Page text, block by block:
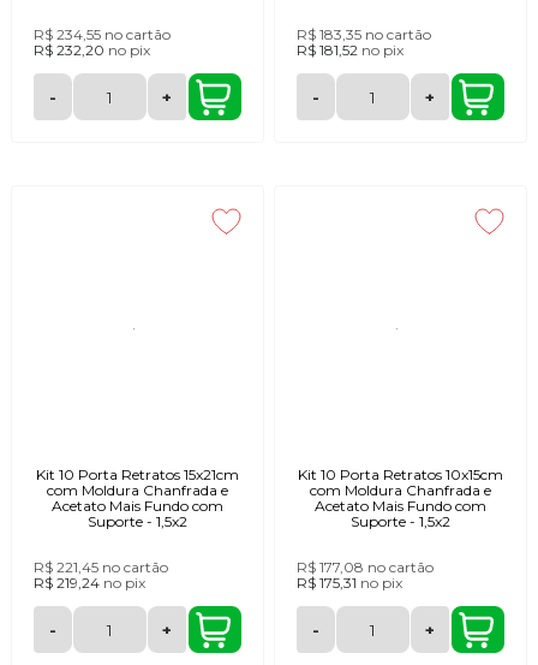
R$ 234,55 no cartão
R$ 232,20 no pix
- +
R$ 183,35 no cartão
R$ 181,52 no pix
- +
Kit 10 Porta Retratos 15x21cm
com Moldura Chanfrada e
Acetato Mais Fundo com
Suporte - 1,5x2
R$ 221,45 no cartão
R$ 219,24 no pix
- +
Kit 10 Porta Retratos 10x15cm
com Moldura Chanfrada e
Acetato Mais Fundo com
Suporte - 1,5x2
R$ 177,08 no cartão
R$ 175,31 no pix
- +